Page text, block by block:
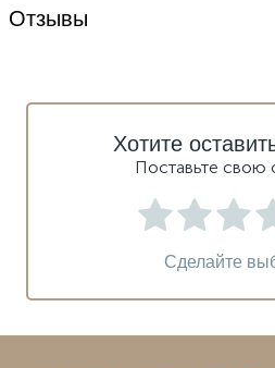
Отзывы
Хотите
Поставьте свою
Сделайте